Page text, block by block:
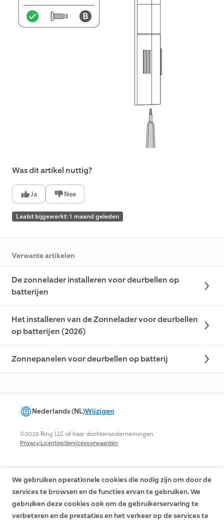
Was dit artikel nuttig?
Ja Nee
Laatst bijgewerkt: 1 maand geleden
Verwante artikelen
De zonnelader installeren voor deurbellen op
batterijen
Het installeren van de Zonnelader voor deurbellen
op batterijen (2026)
Zonnepanelen voor deurbellen op batterij
Nederlands (NL)Wijzigen
©2026 Ring LLC of haar dochterondernemingen
Privacy|Licenties|Servicevoorwaarden
We gebruiken operationele cookies die nodig zijn om door de
services te browsen en de functies ervan te gebruiken. We
gebruiken deze cookies ook om de gebruikerservaring te
verbeteren en de prestaties en het verkeer op de services te